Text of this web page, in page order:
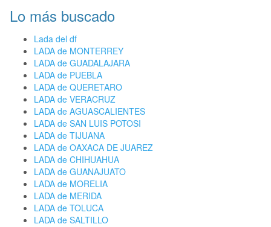
Lo más buscado
Lada del df
LADA de MONTERREY
LADA de GUADALAJARA
LADA de PUEBLA
LADA de QUERETARO
LADA de VERACRUZ
LADA de AGUASCALIENTES
LADA de SAN LUIS POTOSI
LADA de TIJUANA
LADA de OAXACA DE JUAREZ
LADA de CHIHUAHUA
LADA de GUANAJUATO
LADA de MORELIA
LADA de MERIDA
LADA de TOLUCA
LADA de SALTILLO